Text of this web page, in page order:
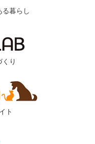
暮らし
り
ト